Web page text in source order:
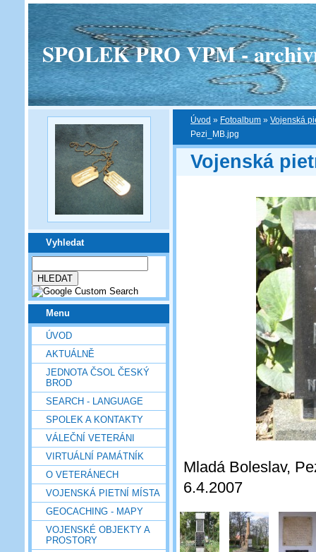
SPOLEK PRO VPM -
Vyhledat
Menu
ÚVOD
AKTUÁLNĚ
JEDNOTA ČSOL ČESKÝ
BROD
SEARCH - LANGUAGE
SPOLEK A KONTAKTY
VÁLEČNÍ VETERÁNI
VIRTUÁLNÍ PAMÁTNÍK
O VETERÁNECH
VOJENSKÁ PIETNÍ MÍSTA
GEOCACHING - MAPY
VOJENSKÉ OBJEKTY A
PROSTORY
Úvod » Fotoalbum » Vojenská
Pezi_MB.jpg
Vojenská
Mladá Boleslav,
6.4.2007